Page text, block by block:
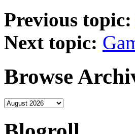
Previous topic:
Next topic:
Browse